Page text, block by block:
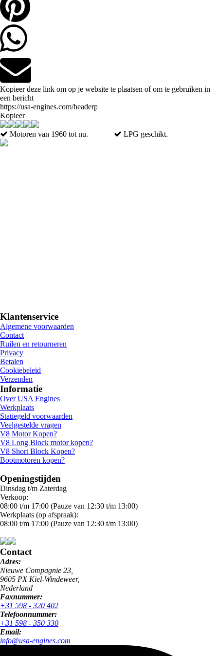
Kopieer deze link om op je website te plaatsen of om te gebruiken in
een bericht
Kopieer
Motoren van 1960 tot nu. LPG geschikt.
Klantenservice
Algemene voorwaarden
Contact
Ruilen en retourneren
Privacy
Betalen
Cookiebeleid
Verzenden
Informatie
Over USA Engines
Werkplaats
Statiegeld voorwaarden
Veelgestelde vragen
V8 Motor Kopen?
V8 Long Block motor kopen?
V8 Short Block Kopen?
Bootmotoren kopen?
Openingstijden
Dinsdag t/m Zaterdag
Verkoop:
08:00 t/m 17:00 (Pauze van 12:30 t/m 13:00)
Werkplaats (op afspraak):
08:00 t/m 17:00 (Pauze van 12:30 t/m 13:00)
Contact
Adres:
Nieuwe Compagnie 23,
9605 PX Kiel-Windeweer,
Nederland
Faxnummer:
+31 598 - 320 402
Telefoonnummer:
+31 598 - 350 330
Email:
info@usa-engines.com